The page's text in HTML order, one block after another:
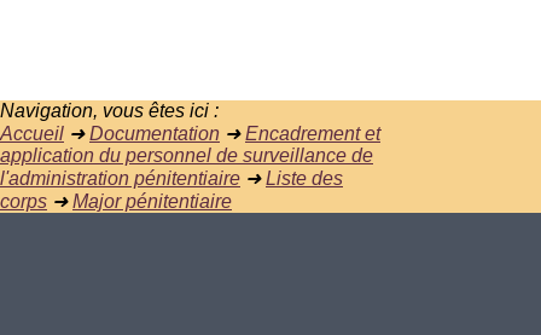
Navigation, vous êtes ici :
Accueil ➜Documentation ➜Encadrement et
application du personnel de surveillance de
l'administration pénitentiaire ➜Liste des
corps ➜Major pénitentiaire